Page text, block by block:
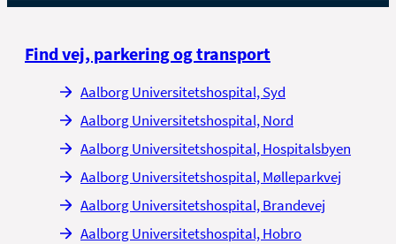
Find vej, parkering og transport
Aalborg Universitetshospital, Syd
Aalborg Universitetshospital, Nord
Aalborg Universitetshospital, Hospitalsbyen
Aalborg Universitetshospital, Mølleparkvej
Aalborg Universitetshospital, Brandevej
Aalborg Universitetshospital, Hobro